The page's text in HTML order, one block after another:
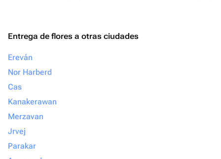
Entrega de flores a otras ciudades
Ereván
Nor Harberd
Cas
Kanakerawan
Merzavan
Jrvej
Parakar